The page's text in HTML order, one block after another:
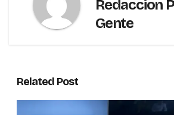
Redaccion
Gente
Related Post